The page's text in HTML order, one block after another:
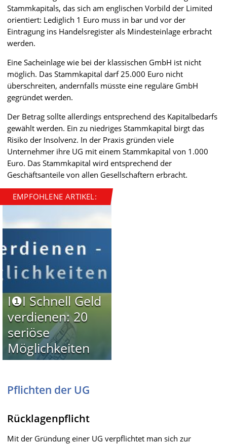
Stammkapitals, das sich am englischen Vorbild der Limited
orientiert: Lediglich 1 Euro muss in bar und vor der
Eintragung ins Handelsregister als Mindesteinlage erbracht
werden.
Eine Sacheinlage wie bei der klassischen GmbH ist nicht
möglich. Das Stammkapital darf 25.000 Euro nicht
überschreiten, andernfalls müsste eine reguläre GmbH
gegründet werden.
Der Betrag sollte allerdings entsprechend des Kapitalbedarfs
gewählt werden. Ein zu niedriges Stammkapital birgt das
Risiko der Insolvenz. In der Praxis gründen viele
Unternehmer ihre UG mit einem Stammkapital von 1.000
Euro. Das Stammkapital wird entsprechend der
Geschäftsanteile von allen Gesellschaftern erbracht.
EMPFOHLENE ARTIKEL:
I❶I Schnell Geld
verdienen: 20
seriöse
Möglichkeiten
Pflichten der UG
Rücklagenpflicht
Mit der Gründung einer UG verpflichtet man sich zur